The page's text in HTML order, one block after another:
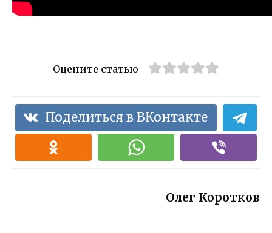
Оцените статью
Поделиться в ВКонтакте
Олег Коротков